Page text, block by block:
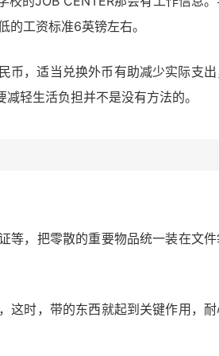
工资标准6英镑左右。
，适当兑换外币有助减少实际支出
轻生活负担并不是没有方法的。
等，把零散的重要物品统一装在文
这时，带的东西就起到关键作用，